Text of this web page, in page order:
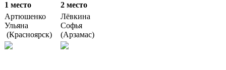
1 место
2 место
Артюшенко
Ульяна
(Красноярск)
Лёвкина
Софья
(Арзамас)